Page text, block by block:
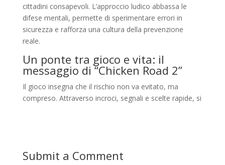
cittadini consapevoli. L’approccio ludico abbassa le
difese mentali, permette di sperimentare errori in
sicurezza e rafforza una cultura della prevenzione
reale.
Un ponte tra gioco e vita: il
messaggio di “Chicken Road 2”
Il gioco insegna che il rischio non va evitato, ma
compreso. Attraverso incroci, segnali e scelte rapide, si
Submit a Comment